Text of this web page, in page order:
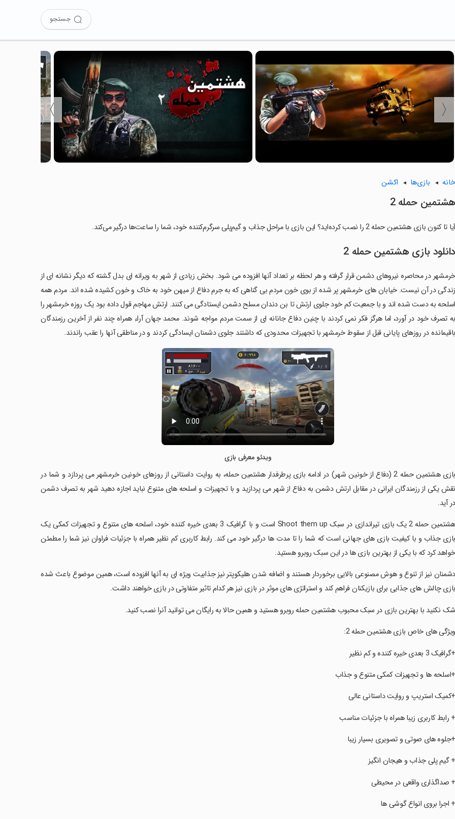
جستجو
〈
〉
خانه بازی‌ها اکشن
‏‏‏هشتمین حمله 2
آیا تا کنون بازی ‏‏‏هشتمین حمله 2 را نصب کرده‌اید؟ این بازی با مراحل جذاب و گیم‌پلی سرگرم‌کننده خود، شما را ساعت‌ها درگیر می‌کند.
دانلود بازی ‏‏‏هشتمین حمله 2
‏‏‏خرمشهر در محاصره نیروهای دشمن قرار گرفته و هر لحظه بر تعداد آنها افزوده می شود. بخش زیادی از شهر به ویرانه ای بدل گشته که دیگر نشانه ای از
زندگی در آن نیست. خیابان های خرمشهر پر شده از بوی خون مردم بی گناهی که به جرم دفاع از میهن خود به خاک و خون کشیده شده اند. مردم همه
اسلحه به دست شده اند و با جمعیت کم خود جلوی ارتش تا بن دندان مسلح دشمن ایستادگی می کنند. ارتش مهاجم قول داده بود یک روزه خرمشهر را
به تصرف خود در آورد، اما هرگز فکر نمی کردند با چنین دفاع جانانه ای از سمت مردم مواجه شوند. محمد جهان آراء همراه چند نفر از آخرین رزمندگان
باقیمانده در روزهای پایانی قبل از سقوط خرمشهر با تجهیزات محدودی که داشتند جلوی دشمنان ایسادگی کردند و در مناطقی آنها را عقب راندند.
ویدئو معرفی بازی
‏‏‏بازی هشتمین حمله 2 (دفاع از خونین شهر) در ادامه بازی پرطرفدار هشتمین حمله، به روایت داستانی از روزهای خونین خرمشهر می پردازد و شما در
نقش یکی از رزمندگان ایرانی در مقابل ارتش دشمن به دفاع از شهر می پردازید و با تجهیزات و اسلحه های متنوع نباید اجازه دهید شهر به تصرف دشمن
در آید.
‏‏‏هشتمین حمله 2 یک بازی تیراندازی در سبک Shoot them up است و با گرافیک 3 بعدی خیره کننده خود، اسلحه های متنوع و تجهیزات کمکی یک
بازی جذاب و با کیفیت بازی های جهانی است که شما را تا مدت ها درگیر خود می کند. رابط کاربری کم نظیر همراه با جزئیات فراوان نیز شما را مطمئن
خواهد کرد که با یکی از بهترین بازی ها در این سبک روبرو هستید.
‏‏‏دشمنان نیز از تنوع و هوش مصنوعی بالایی برخوردار هستند و اضافه شدن هلیکوپتر نیز جذابیت ویژه ای به آنها افزوده است، همین موضوع باعث شده
بازی چالش های جذابی برای بازیکنان فراهم کند و استراتژی های موثر در بازی نیز هر کدام تاثیر متفاوتی در بازی خواهند داشت.
‏‏‏شک نکنید با بهترین بازی در سبک محبوب هشتمین حمله روبرو هستید و همین حالا به رایگان می توانید آنرا نصب کنید.
‏‏‏ویژگی های خاص بازی هشتمین حمله 2:
‏‏‏+گرافیک 3 بعدی خیره کننده و کم نظیر
‏‏‏+اسلحه ها و تجهیزات کمکی متنوع و جذاب
‏‏‏+کمیک استریپ و روایت داستانی عالی
‏‏‏+ رابط کاربری زیبا همراه با جزئیات مناسب
‏‏‏+جلوه های صوتی و تصویری بسیار زیبا
‏‏‏+ گیم پلی جذاب و هیجان انگیز
‏‏‏+ صداگذاری واقعی در محیطی
‏‏‏+ اجرا بروی انواع گوشی ها